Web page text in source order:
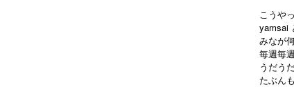
こうや
yamsai
みなが
毎週毎
うだう
たぶん